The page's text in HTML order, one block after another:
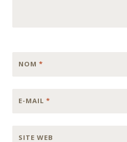
NOM *
E-MAIL *
SITE WEB